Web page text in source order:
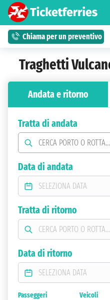
Chiama per un preventivo
Traghetti
Andata e ritorno
Tratta di andata
Data di andata
Tratta di ritorno
Data di ritorno
Passeggeri Veicoli